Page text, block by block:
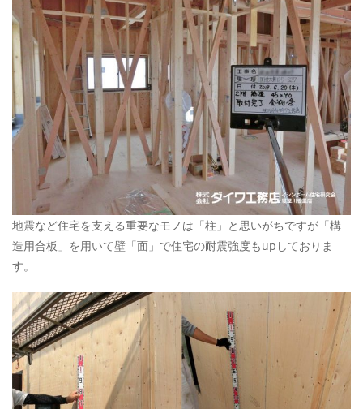
地震など住宅を支える重要なモノは「柱」と思いがちですが「構
造用合板」を用いて壁「面」で住宅の耐震強度もupしておりま
す。